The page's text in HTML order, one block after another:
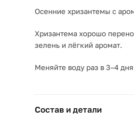
Осенние хризантемы с
Хризантема хорошо
зелень и лёгкий аромат.
Меняйте воду раз в 3–4
Состав и детали